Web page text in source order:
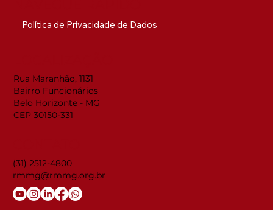
Política de Privacidade de Dados
Rua Maranhão, 1131
Bairro Funcionários
Belo Horizonte - MG
CEP 30150-331
(31) 2512-4800
rmmg@rmmg.org.br